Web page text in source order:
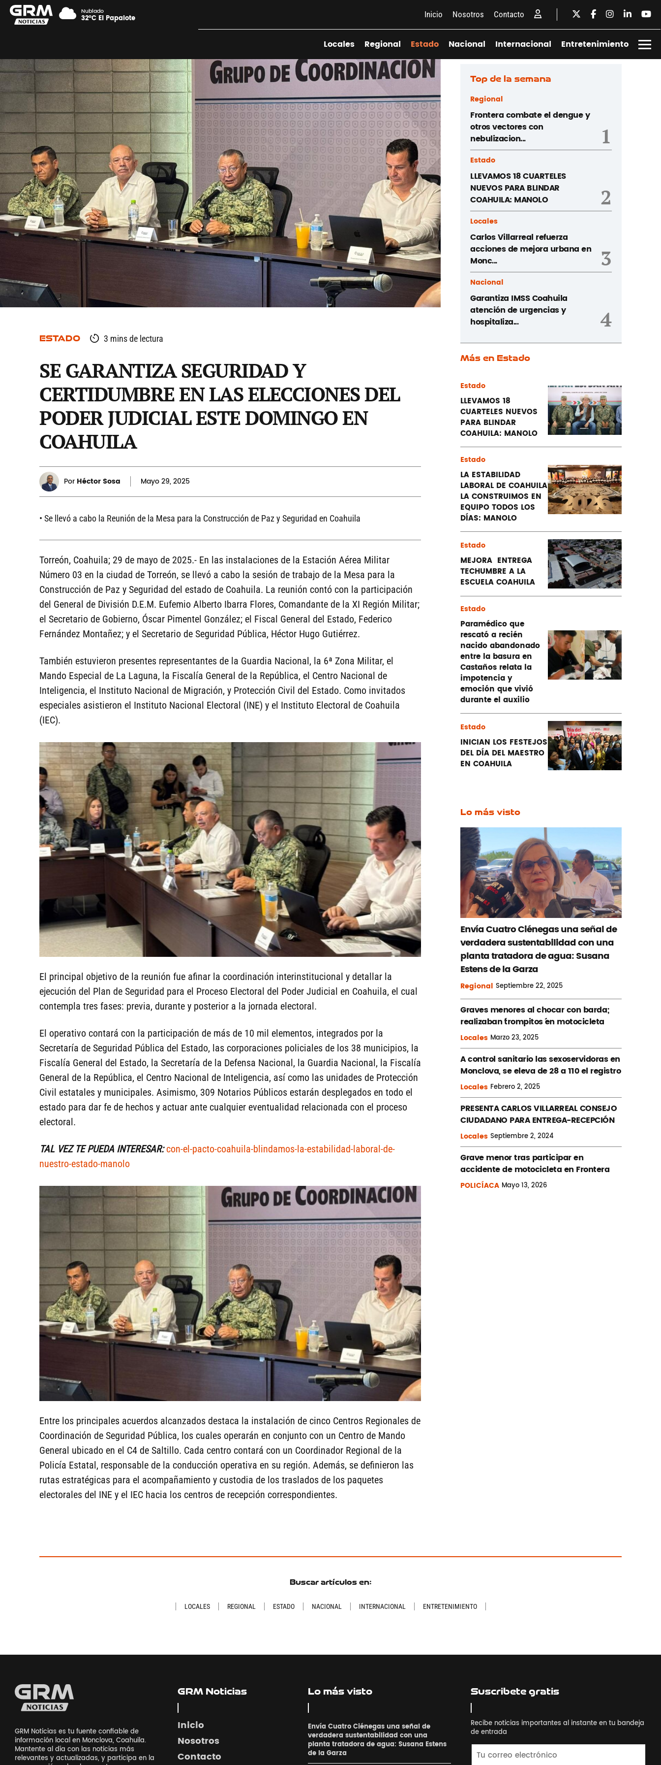
Nublado
32°C El Papalote Inicio Nosotros Contacto
Locales Regional Estado Nacional Internacional Entretenimiento
ESTADO 3 mins de lectura
SE GARANTIZA SEGURIDAD Y
CERTIDUMBRE EN LAS ELECCIONES DEL
PODER JUDICIAL ESTE DOMINGO EN
COAHUILA
Por Héctor Sosa Mayo29, 2025
• Se llevó a cabo la Reunión de la Mesa para la Construcción de Paz y Seguridad en Coahuila
Torreón, Coahuila; 29 de mayo de 2025.- En las instalaciones de la Estación Aérea Militar
Número 03 en la ciudad de Torreón, se llevó a cabo la sesión de trabajo de la Mesa para la
Construcción de Paz y Seguridad del estado de Coahuila. La reunión contó con la participación
del General de División D.E.M. Eufemio Alberto Ibarra Flores, Comandante de la XI Región Militar;
el Secretario de Gobierno, Óscar Pimentel González; el Fiscal General del Estado, Federico
Fernández Montañez; y el Secretario de Seguridad Pública, Héctor Hugo Gutiérrez.
También estuvieron presentes representantes de la Guardia Nacional, la 6ª Zona Militar, el
Mando Especial de La Laguna, la Fiscalía General de la República, el Centro Nacional de
Inteligencia, el Instituto Nacional de Migración, y Protección Civil del Estado. Como invitados
especiales asistieron el Instituto Nacional Electoral (INE) y el Instituto Electoral de Coahuila
(IEC).
El principal objetivo de la reunión fue afinar la coordinación interinstitucional y detallar la
ejecución del Plan de Seguridad para el Proceso Electoral del Poder Judicial en Coahuila, el cual
contempla tres fases: previa, durante y posterior a la jornada electoral.
El operativo contará con la participación de más de 10 mil elementos, integrados por la
Secretaría de Seguridad Pública del Estado, las corporaciones policiales de los 38 municipios, la
Fiscalía General del Estado, la Secretaría de la Defensa Nacional, la Guardia Nacional, la Fiscalía
General de la República, el Centro Nacional de Inteligencia, así como las unidades de Protección
Civil estatales y municipales. Asimismo, 309 Notarios Públicos estarán desplegados en todo el
estado para dar fe de hechos y actuar ante cualquier eventualidad relacionada con el proceso
electoral.
TAL VEZ TE PUEDA INTERESAR:con-el-pacto-coahuila-blindamos-la-estabilidad-laboral-de-
nuestro-estado-manolo
Entre los principales acuerdos alcanzados destaca la instalación de cinco Centros Regionales de
Coordinación de Seguridad Pública, los cuales operarán en conjunto con un Centro de Mando
General ubicado en el C4 de Saltillo. Cada centro contará con un Coordinador Regional de la
Policía Estatal, responsable de la conducción operativa en su región. Además, se definieron las
rutas estratégicas para el acompañamiento y custodia de los traslados de los paquetes
electorales del INE y el IEC hacia los centros de recepción correspondientes.
Top de la semana
Regional
Frontera combate el dengue y
otros vectores con
nebulizacion...
1
Estado
LLEVAMOS 18 CUARTELES
NUEVOS PARA BLINDAR
COAHUILA: MANOLO
2
Locales
Carlos Villarreal refuerza
acciones de mejora urbana en
Monc...
3
Nacional
Garantiza IMSS Coahuila
atención de urgencias y
hospitaliza...
4
Más en Estado
Estado
LLEVAMOS 18
CUARTELES NUEVOS
PARA BLINDAR
COAHUILA: MANOLO
Estado
LA ESTABILIDAD
LABORAL DE COAHUILA
LA CONSTRUIMOS EN
EQUIPO TODOS LOS
DÍAS: MANOLO
Estado
MEJORA ENTREGA
TECHUMBRE A LA
ESCUELA COAHUILA
Estado
Paramédico que
rescató a recién
nacido abandonado
entre la basura en
Castaños relata la
impotencia y
emoción que vivió
durante el auxilio
Estado
INICIAN LOS FESTEJOS
DEL DÍA DEL MAESTRO
EN COAHUILA
Lo más visto
Envía Cuatro Ciénegas una señal de
verdadera sustentabilidad con una
planta tratadora de agua: Susana
Estens de la Garza
Regional Septiembre22, 2025
Graves menores al chocar con barda;
realizaban ´trompitos ´en motocicleta
Locales Marzo23, 2025
A control sanitario las sexoservidoras en
Monclova, se eleva de 28 a 110 el registro
Locales Febrero2, 2025
PRESENTA CARLOS VILLARREAL CONSEJO
CIUDADANO PARA ENTREGA-RECEPCIÓN
Locales Septiembre2, 2024
Grave menor tras participar en
accidente de motocicleta en Frontera
POLICÍACA Mayo13, 2026
Buscar artículos en:
LOCALES REGIONAL ESTADO NACIONAL INTERNACIONAL ENTRETENIMIENTO
GRM Noticias es tu fuente confiable de
información local en Monclova, Coahuila.
Mantente al día con las noticias más
relevantes y actualizadas, y participa en la
GRM Noticias
Inicio
Nosotros
Contacto
Lo más visto
Envía Cuatro Ciénegas una señal de
verdadera sustentabilidad con una
planta tratadora de agua: Susana Estens
de la Garza
Suscribete gratis
Recibe noticias importantes al instante en tu bandeja
de entrada